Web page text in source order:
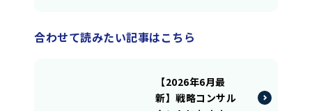
アアップなどニー
合わせて読みたい記事はこちら
【2026年6月最
新】戦略コンサル